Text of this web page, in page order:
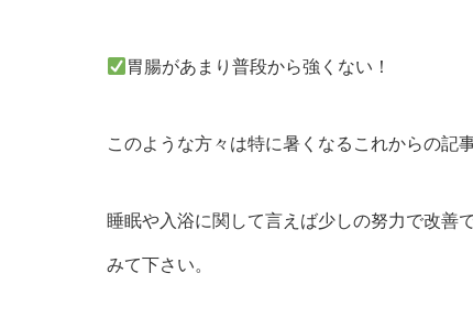
胃腸があまり普段から強くない！
このような方々は特に暑くなるこれからの記
睡眠や入浴に関して言えば少しの努力で改善
みて下さい。